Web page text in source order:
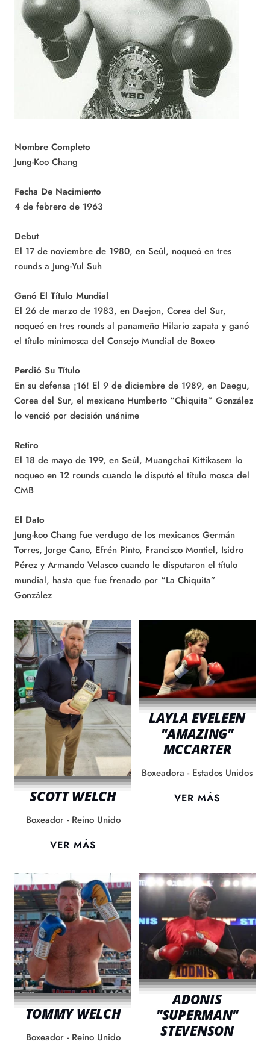
Nombre Completo
Jung-Koo Chang
Fecha De Nacimiento
4 de febrero de 1963
Debut
El 17 de noviembre de 1980, en Seúl, noqueó en tres
rounds a Jung-Yul Suh
Ganó El Título Mundial
El 26 de marzo de 1983, en Daejon, Corea del Sur,
noqueó en tres rounds al panameño Hilario zapata y ganó
el título minimosca del Consejo Mundial de Boxeo
Perdió Su Título
En su defensa ¡16! El 9 de diciembre de 1989, en Daegu,
Corea del Sur, el mexicano Humberto “Chiquita” González
lo venció por decisión unánime
Retiro
El 18 de mayo de 199, en Seúl, Muangchai Kittikasem lo
noqueo en 12 rounds cuando le disputó el título mosca del
CMB
El Dato
Jung-koo Chang fue verdugo de los mexicanos Germán
Torres, Jorge Cano, Efrén Pinto, Francisco Montiel, Isidro
Pérez y Armando Velasco cuando le disputaron el título
mundial, hasta que fue frenado por “La Chiquita”
González
SCOTT WELCH
Boxeador - Reino Unido
VER MÁS
LAYLA EVELEEN
"AMAZING"
MCCARTER
Boxeadora - Estados Unidos
VER MÁS
TOMMY WELCH
Boxeador - Reino Unido
ADONIS
"SUPERMAN"
STEVENSON